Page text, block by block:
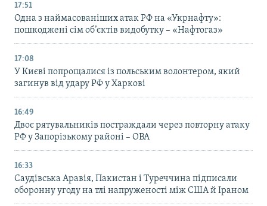
17:51
Одна з наймасованіших атак РФ на «Укрнафту»:
пошкоджені сім об’єктів видобутку – «Нафтогаз»
17:08
У Києві попрощалися із польським волонтером, який
загинув від удару РФ у Харкові
16:49
Двоє рятувальників постраждали через повторну атаку
РФ у Запорізькому районі – ОВА
16:33
Саудівська Аравія, Пакистан і Туреччина підписали
оборонну угоду на тлі напруженості між США й Іраном